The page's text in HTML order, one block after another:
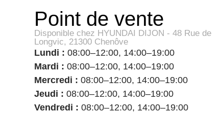
Point de vente
Disponible chez HYUNDAI DIJON - 48 Rue de
Longvic, 21300 Chenôve
Lundi : 08:00–12:00, 14:00–19:00
Mardi : 08:00–12:00, 14:00–19:00
Mercredi : 08:00–12:00, 14:00–19:00
Jeudi : 08:00–12:00, 14:00–19:00
Vendredi : 08:00–12:00, 14:00–19:00